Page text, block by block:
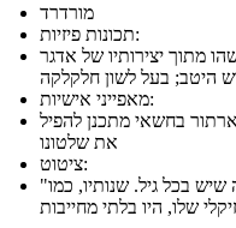
מורדרד
תכונות פיזיות:
מתוך יצירותיו של אדגר
היטב; בעל לשון חלקלקה
מאפייני אישיות:
בחשאי מתכנן להפיל
את שלטונו
ציטוט:
"מורדרד, את ההבל הקר של אדם, לא נראה שיש בכל גיל. שנותיו, כמו